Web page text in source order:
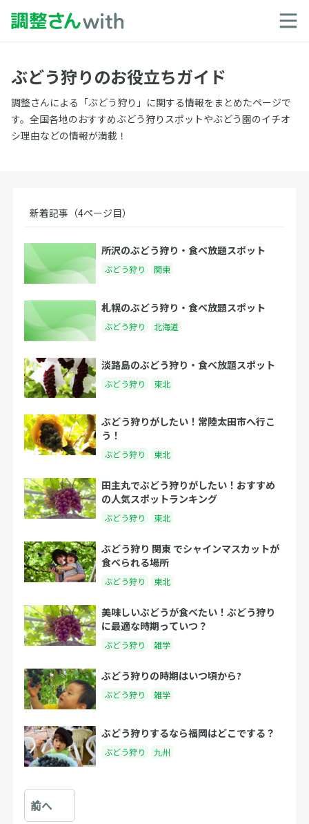
ぶどう狩りのお役立ちガイド
調整さんによる「ぶどう狩り」に関する情報をまとめたページで
す。全国各地のおすすめぶどう狩りスポットやぶどう園のイチオ
シ理由などの情報が満載！
新着記事（4ページ目）
所沢のぶどう狩り・食べ放題スポット
ぶどう狩り 関東
札幌のぶどう狩り・食べ放題スポット
ぶどう狩り 北海道
淡路島のぶどう狩り・食べ放題スポット
ぶどう狩り 東北
ぶどう狩りがしたい！常陸太田市へ行こ
う！
ぶどう狩り 東北
田主丸でぶどう狩りがしたい！おすすめ
の人気スポットランキング
ぶどう狩り 東北
ぶどう狩り 関東 でシャインマスカットが
食べられる場所
ぶどう狩り 東北
美味しいぶどうが食べたい！ぶどう狩り
に最適な時期っていつ？
ぶどう狩り 雑学
ぶどう狩りの時期はいつ頃から?
ぶどう狩り 雑学
ぶどう狩りするなら福岡はどこでする？
ぶどう狩り 九州
前へ